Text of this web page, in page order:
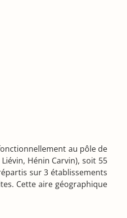
au pôle de
Hénin Carvin), soit 55
sur 3 établissements
Cette aire géographique